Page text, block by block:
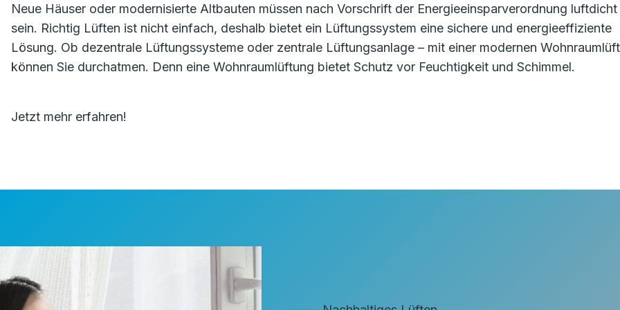
Neue Häuser oder modernisierte Altbauten müssen nach Vorschrift der Energieeinsparverordnung luftdicht
sein. Richtig Lüften ist nicht einfach, deshalb bietet ein Lüftungssystem eine sichere und energieeffiziente
Lösung. Ob dezentrale Lüftungssysteme oder zentrale Lüftungsanlage – mit einer modernen
können Sie durchatmen. Denn eine Wohnraumlüftung bietet Schutz vor Feuchtigkeit und Schimmel.
Jetzt mehr erfahren!